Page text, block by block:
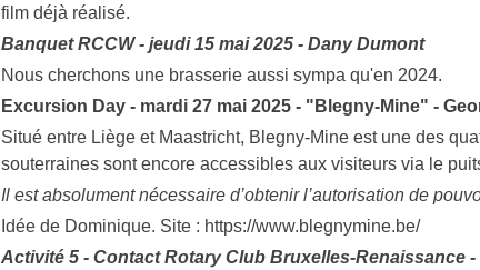
film déjà réalisé.
Banquet RCCW - jeudi 15 mai 2025 - Dany Dumont
Nous cherchons une brasserie aussi sympa qu'en 2024.
Excursion Day - mardi 27 mai 2025 - "Blegny-Mine" -
Situé entre Liège et Maastricht, Blegny-Mine est une des
souterraines sont encore accessibles aux visiteurs via le
Il est absolument nécessaire d’obtenir l’autorisation de
Idée de Dominique. Site : https://www.blegnymine.be/
Activité 5 - Contact Rotary Club Bruxelles-Renaissance